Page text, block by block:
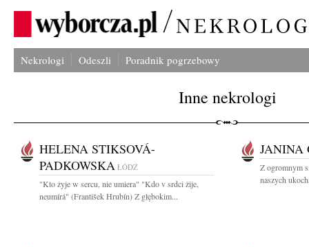
Nekrologi Odeszli Poradnik pogrzebowy
Inne nekrologi
HELENA STIKSOVÁ-
PADKOWSKA ŁÓDŹ
"Kto żyje w sercu, nie umiera" "Kdo v srdci žije,
neumírá" (František Hrubín) Z głębokim...
JANINA
Z ogromnym
naszych